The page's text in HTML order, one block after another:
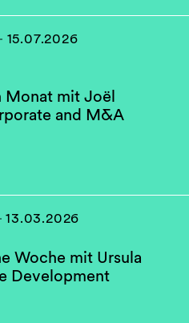
15.07.2026
Monat mit Joël
and M&A
13.03.2026
Woche mit Ursula
Development